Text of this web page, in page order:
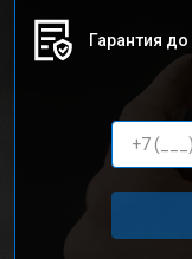
Гарантия